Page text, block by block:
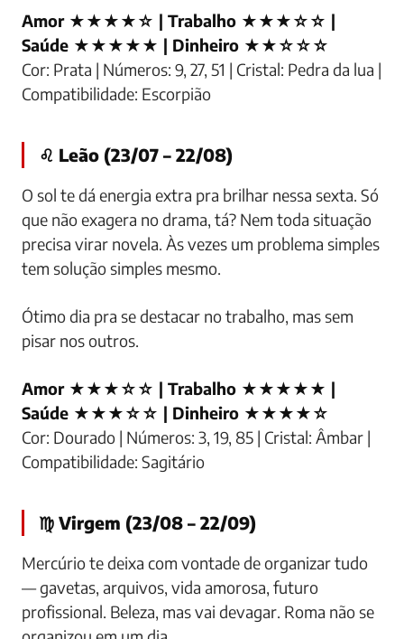
Amor ★★★★☆ | Trabalho ★★★☆☆ |
Saúde ★★★★★ | Dinheiro ★★☆☆☆
Cor: Prata | Números: 9, 27, 51 | Cristal: Pedra da lua |
Compatibilidade: Escorpião
♌ Leão (23/07 – 22/08)
O sol te dá energia extra pra brilhar nessa sexta. Só
que não exagera no drama, tá? Nem toda situação
precisa virar novela. Às vezes um problema simples
tem solução simples mesmo.
Ótimo dia pra se destacar no trabalho, mas sem
pisar nos outros.
Amor ★★★☆☆ | Trabalho ★★★★★ |
Saúde ★★★☆☆ | Dinheiro ★★★★☆
Cor: Dourado | Números: 3, 19, 85 | Cristal: Âmbar |
Compatibilidade: Sagitário
♍ Virgem (23/08 – 22/09)
Mercúrio te deixa com vontade de organizar tudo
— gavetas, arquivos, vida amorosa, futuro
profissional. Beleza, mas vai devagar. Roma não se